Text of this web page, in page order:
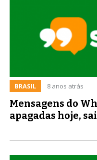
BRASIL 8 anos atrás
Mensagens do
apagadas hoje,